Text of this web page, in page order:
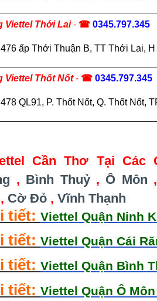
Viettel Thới Lai- ☎ 0345.797.345
ấp Thới Thuận B, TT Thới Lai,
Viettel Thốt Nốt - ☎ 0345.797.345
QL91, P. Thốt Nốt, Q. Thốt Nốt,
Cần Thơ Tại Các
, Bình Thuỷ, Ô Môn
, Cờ Đỏ , Vĩnh Thạnh
tiết: Viettel Quận Ninh
tiết: Viettel Quận Cái
tiết: Viettel Quận Bình
tiết: Viettel Quận Ô